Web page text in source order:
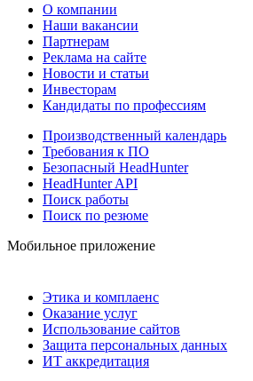
О компании
Наши вакансии
Партнерам
Реклама на сайте
Новости и статьи
Инвесторам
Кандидаты по профессиям
Производственный календарь
Требования к ПО
Безопасный HeadHunter
HeadHunter API
Поиск работы
Поиск по резюме
Мобильное приложение
Этика и комплаенс
Оказание услуг
Использование сайтов
Защита персональных данных
ИТ аккредитация